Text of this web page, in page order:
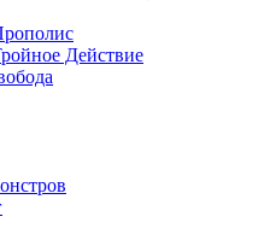
Действие